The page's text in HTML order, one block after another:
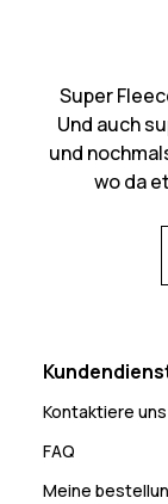
Super
Und auch
und
wo da
Kontaktiere uns
FAQ
Meine